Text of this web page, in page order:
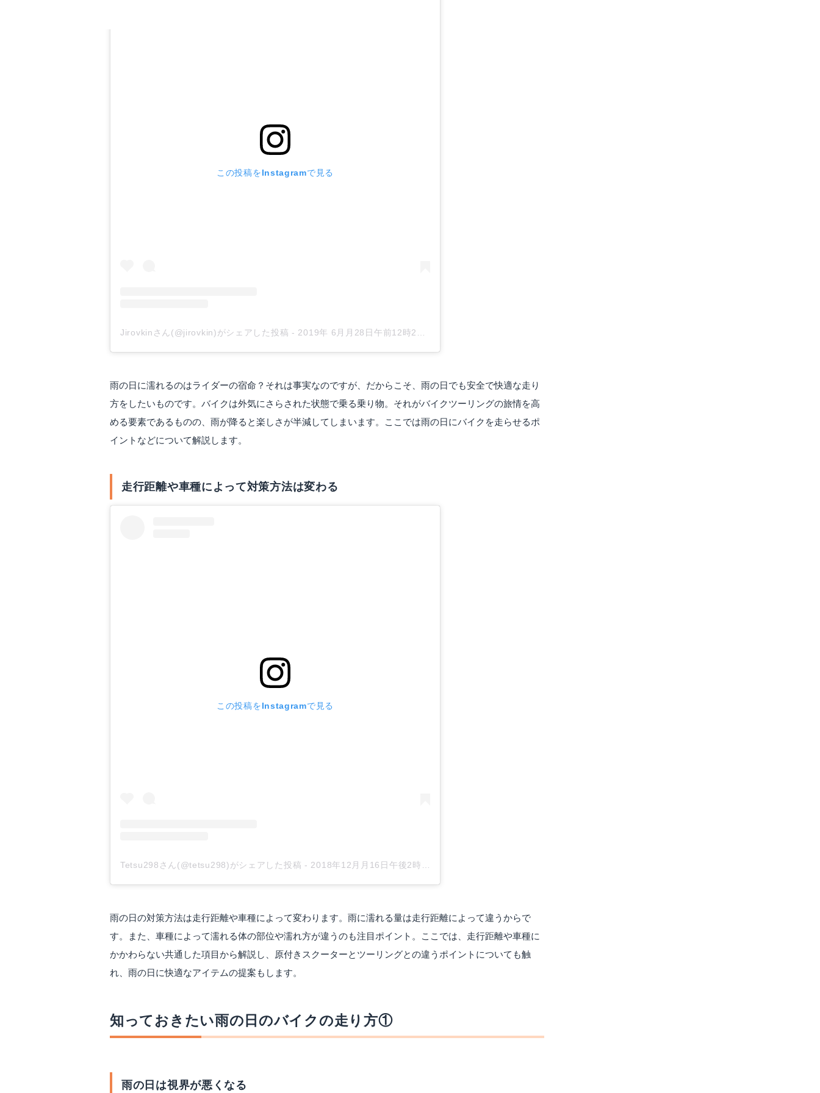
この投稿をInstagramで見る
Jirovkinさん(@jirovkin)がシェアした投稿 - 2019年 6月月28日午前12時22分PDT
雨の日に濡れるのはライダーの宿命？それは事実なのですが、だからこそ、雨の日でも安全で快適な走り
方をしたいものです。バイクは外気にさらされた状態で乗る乗り物。それがバイクツーリングの旅情を高
める要素であるものの、雨が降ると楽しさが半減してしまいます。ここでは雨の日にバイクを走らせるポ
イントなどについて解説します。
走行距離や車種によって対策方法は変わる
この投稿をInstagramで見る
Tetsu298さん(@tetsu298)がシェアした投稿 - 2018年12月月16日午後2時25分PST
雨の日の対策方法は走行距離や車種によって変わります。雨に濡れる量は走行距離によって違うからで
す。また、車種によって濡れる体の部位や濡れ方が違うのも注目ポイント。ここでは、走行距離や車種に
かかわらない共通した項目から解説し、原付きスクーターとツーリングとの違うポイントについても触
れ、雨の日に快適なアイテムの提案もします。
知っておきたい雨の日のバイクの走り方①
雨の日は視界が悪くなる